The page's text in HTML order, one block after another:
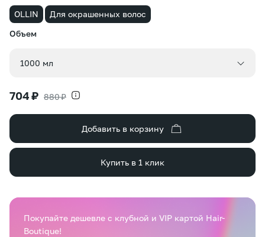
OLLIN
Для окрашенных волос
Объем
1000 мл
704 ₽ 880 ₽
Добавить в корзину
Купить в 1 клик
Покупайте дешевле с клубной и VIP картой Hair-
Boutique!